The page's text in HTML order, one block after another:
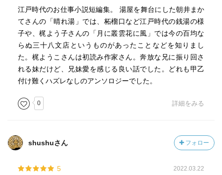
が、・・・・
おんなの嫉妬からの出来事であり、八十八朗の機転で、役
者とお内儀の不倫をうまく収める。
しかし、めでたしめでたしの話なのだろうか？
今の時代だったら、どうなのだろう。
不倫を正当化のようにしているのが、少し合点が、いかな
いような気がした。
「坊主の壺」宮部みゆき
この話は、読んだことが、ある。
材木屋問屋の主人 重蔵が、お救い小屋等を建造して、ボ
ランティア活動をするのである。
善意である。
江戸時代のお仕事小説短編集。 湯屋を舞台にした朝井まか
てさんの「晴れ湯」では、柘榴口など江戸時代の銭湯の様
子や、梶よう子さんの「月に叢雲花に風」では今の百均な
らぬ三十八文店というものがあったことなどを知りまし
た。梶ようこさんは初読み作家さん。奔放な兄に振り回さ
れる妹だけど、兄妹愛を感じる良い話でした。どれも甲乙
付け難くハズレなしのアンソロジーでした。
0 詳細をみる
shushuさん フォロー
5 2022.03.22